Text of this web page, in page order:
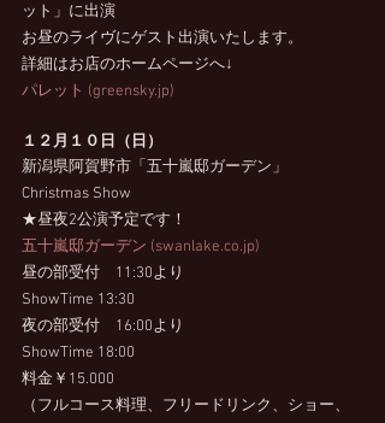
ット」に出演
お昼のライヴにゲスト出演いたします。
詳細はお店のホームページへ↓
パレット (greensky.jp)
１２月１０日（日）
新潟県阿賀野市「五十嵐邸ガーデン」
Christmas Show
★昼夜2公演予定です！
五十嵐邸ガーデン (swanlake.co.jp)
昼の部受付　11:30より
ShowTime 13:30
夜の部受付　16:00より
ShowTime 18:00
料金￥15.000
（フルコース料理、フリードリンク、ショー、